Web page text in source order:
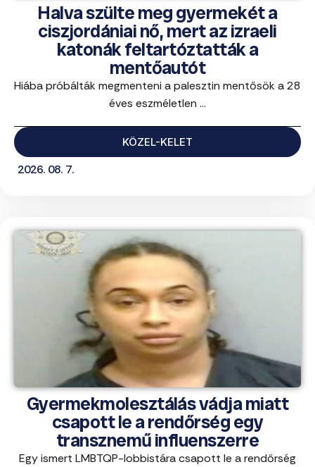
Halva szülte meg gyermekét a
ciszjordániai nő, mert az izraeli
katonák feltartóztatták a
mentőautót
Hiába próbálták megmenteni a palesztin mentősök a 28
éves eszméletlen ...
KÖZEL-KELET
2026. 08. 7.
Gyermekmolesztálás vádja miatt
csapott le a rendőrség egy
transznemű influenszerre
Egy ismert LMBTQP-lobbistára csapott le a rendőrség